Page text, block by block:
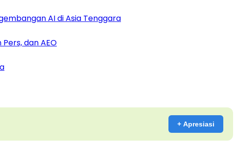
AI di Asia Tenggara
dan AEO
+ Apresiasi